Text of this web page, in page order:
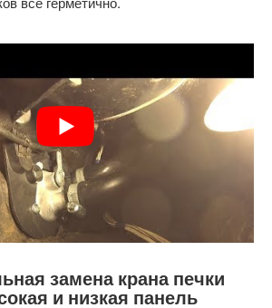
замена крана печки
и низкая панель